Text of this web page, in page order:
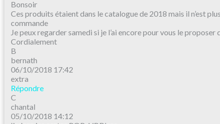
Bonsoir
Ces produits étaient dans le catalogue de 2018 mais il n’est
commande
Je peux regarder samedi si je l’ai encore pour vous le proposer
Cordialement
B
bernath
06/10/2018 17:42
extra
Répondre
C
chantal
05/10/2018 14:12